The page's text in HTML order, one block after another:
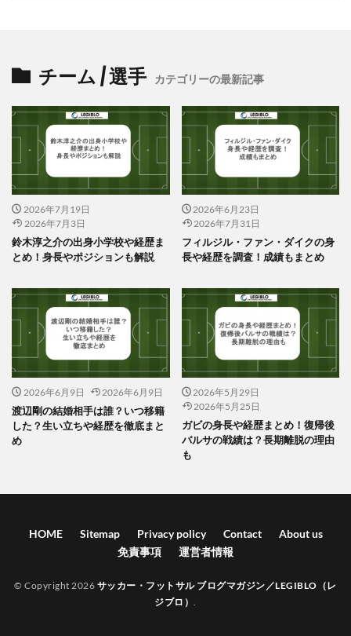
チーム / 選手 カテゴリーの最新記事
2026年7月19日
2026年7月3日
鈴木淳之介の出身小学校や経歴ま
とめ！身長やポジションも解説
2026年6月23日
2026年7月31日
フィルジル・ファン・ダイクの身
長や経歴を調査！成績もまとめ
2026年6月9日 2026年6月9日
渡辺剛の結婚相手は誰？いつ移籍
した？生い立ちや経歴を徹底まと
め
2026年5月29日
2026年5月25日
ガビの身長や経歴まとめ！復帰後
バルサの戦績は？長期離脱の理由
も
HOME Sitemap Privacy policy Contact
About us
免責事項
運営者情報
© Copyright 2026 サッカー・フットサル ブログマガジン／LEGIBLO（レ
ジブロ）